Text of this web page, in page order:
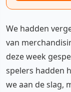
We hadden
van
deze week
spelers hadden
we aan de slag,